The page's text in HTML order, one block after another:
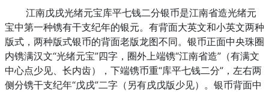
江南戊戌光绪元宝库平七钱二分银币是江南省造光绪元
宝中第一种镌有干支纪年的银元。有背面大英文和小英文两种
版式，两种版式银币的背面老版龙图不同。银币正面中央珠圈
内镌满汉文“光绪元宝”四字，圈外上端镌“江南省造”（有满文
中心点少见、长内齿），下端镌币重“库平七钱二分”，左右两
侧分镌干支纪年“戊戌”二字（另有戌戊版少见）。银币背面中